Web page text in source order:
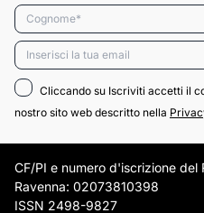
Cognome*
Email*
Cliccando su Iscriviti accetti il
nostro sito web descritto nella
CF/PI e numero d'iscrizione del
Ravenna: 02073810398
ISSN 2498-9827